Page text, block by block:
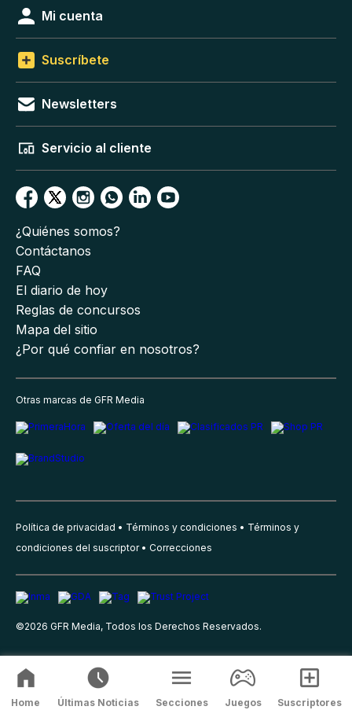
Mi cuenta
Suscríbete
Newsletters
Servicio al cliente
¿Quiénes somos?
Contáctanos
FAQ
El diario de hoy
Reglas de concursos
Mapa del sitio
¿Por qué confiar en nosotros?
Otras marcas de GFR Media
Política de privacidad Términos y condiciones
Términos y
condiciones del suscriptor
Correcciones
©2026 GFR Media, Todos los Derechos Reservados.
Home Últimas Noticias Secciones Juegos Suscriptores